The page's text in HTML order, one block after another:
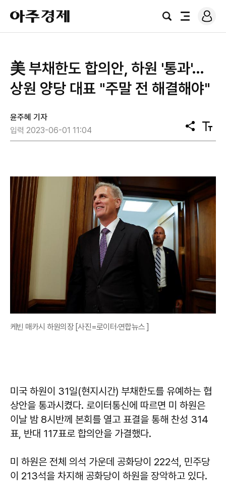
아
주
경
검
전
로
그
美 부채한도 합의안, 하원 '통과'…
상원 양당 대표 "주말 전 해결해야"
윤주혜 기자
입력 2023-06-01 11:04
공
유
텍
스
케빈 매카시 하원의장 [사진=로이터·연합뉴스 ]
미국 하원이 31일(현지시간) 부채한도를 유예하는 협
상안을 통과시켰다. 로이터통신에 따르면 미 하원은
이날 밤 8시반께 본회를 열고 표결을 통해 찬성 314
표, 반대 117표로 합의안을 가결했다.
미 하원은 전체 의석 가운데 공화당이 222석, 민주당
이 213석을 차지해 공화당이 하원을 장악하고 있다.